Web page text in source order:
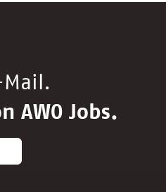
Mail.
AWO Jobs.